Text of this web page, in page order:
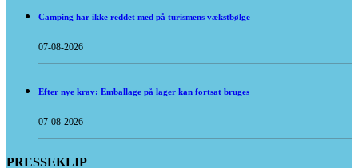
Camping har ikke reddet med på turismens vækstbølge
07-08-2026
Efter nye krav: Emballage på lager kan fortsat bruges
07-08-2026
PRESSEKLIP